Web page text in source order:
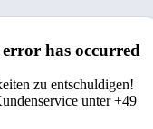
has occurred
zu entschuldigen!
unter +49